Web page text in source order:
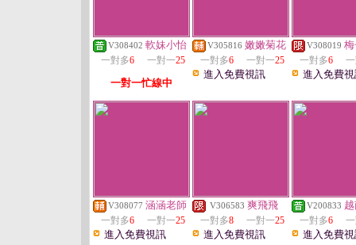
V308402 軟妹小怡
一對多6 一對一25
一對一忙線中
V305816 嫩嫩菊花
一對多6 一對一25
進入免費視訊
V308019
一對多6
進入免費
V308077 涵涵老師
一對多6 一對一25
進入免費視訊
V306583 爽飛飛
一對多8 一對一25
進入免費視訊
V200833
一對多6
進入免費